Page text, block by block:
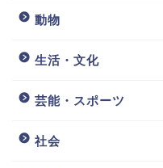
動物
生活・文化
芸能・スポーツ
社会